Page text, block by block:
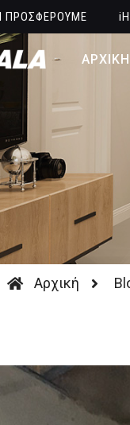
ΠΡΟΣΦΕΡΟΥΜΕ
ΑΡΧΙΚΗ
Αρχική